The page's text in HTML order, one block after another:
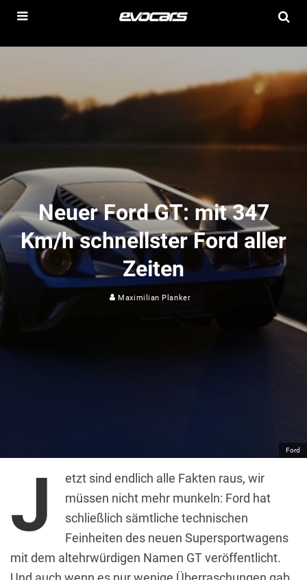
Ford
Neuer Ford GT: mit 347
Km/h schnellster Ford aller
Zeiten
Maximilian Planker
J
etzt sind endlich alle Fakten raus, wir
müssen nicht mehr munkeln: Ford hat
schließlich sämtliche technischen
Feinheiten des neuen Supersportwagens
mit dem altehrwürdigen Namen GT veröffentlicht.